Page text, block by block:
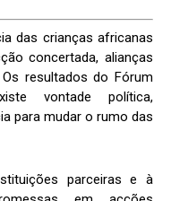
das crianças africanas
concertada, alianças
resultados do Fórum
vontade política,
para mudar o rumo das
parceiras e à